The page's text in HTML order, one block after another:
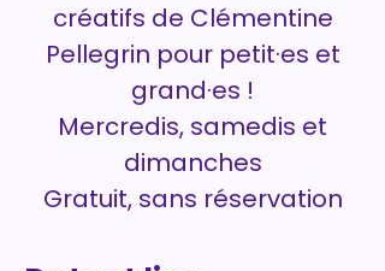
créatifs de Clémentine
Pellegrin pour petit·es et
grand·es !
Mercredis, samedis et
dimanches
Gratuit, sans réservation